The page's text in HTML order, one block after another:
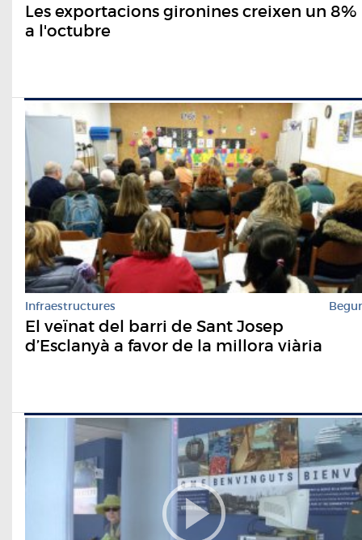
Les exportacions gironines creixen un 8%
a l'octubre
Infraestructures Begur
El veïnat del barri de Sant Josep
d’Esclanyà a favor de la millora viària